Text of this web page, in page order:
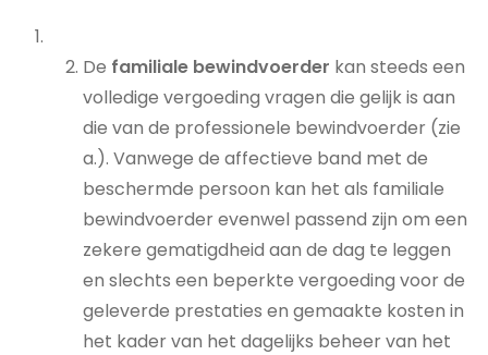
De familiale bewindvoerder kan steeds een
volledige vergoeding vragen die gelijk is aan
die van de professionele bewindvoerder (zie
a.). Vanwege de affectieve band met de
beschermde persoon kan het als familiale
bewindvoerder evenwel passend zijn om een
zekere gematigdheid aan de dag te leggen
en slechts een beperkte vergoeding voor de
geleverde prestaties en gemaakte kosten in
het kader van het dagelijks beheer van het